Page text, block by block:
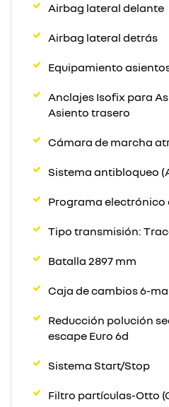
Airbag lateral delante
Airbag lateral detrás
Equipamiento
Anclajes Isofix para
Asiento trasero
Cámara de marcha
Sistema antibloqueo
Programa electrónico
Tipo transmisión:
Batalla 2897 mm
Caja de cambios 6-
Reducción polución
escape Euro 6d
Sistema Start/Stop
Filtro partículas-Otto